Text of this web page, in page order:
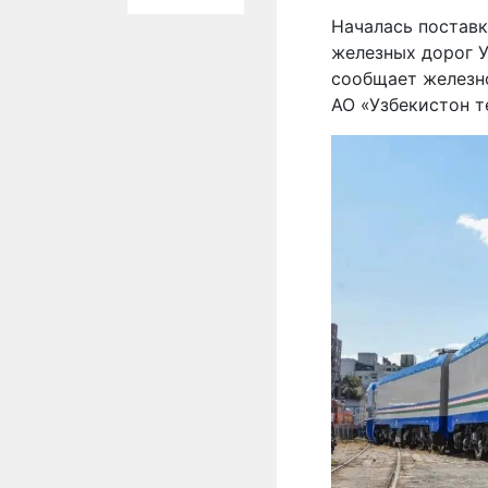
Началась
железных дорог
сообщает
АО «Узбекистон